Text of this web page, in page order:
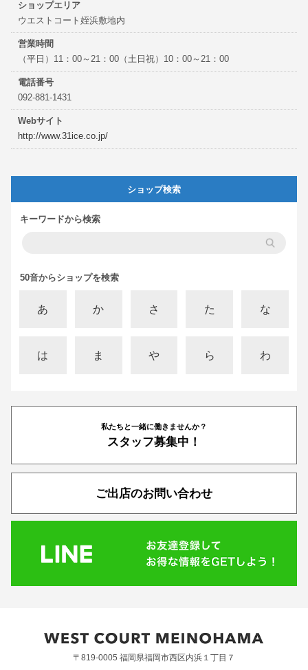
ショップエリア
ウエストコート姪浜敷地内
営業時間
（平日）11：00～21：00（土日祝）10：00～21：00
電話番号
092-881-1431
Webサイト
http://www.31ice.co.jp/
ショップ検索
キーワードから検索
50音からショップを検索
あ か さ た な
は ま や ら わ
私たちと一緒に働きませんか？
スタッフ募集中！
ご出店のお問い合わせ
〒819-0005 福岡県福岡市西区内浜１丁目７